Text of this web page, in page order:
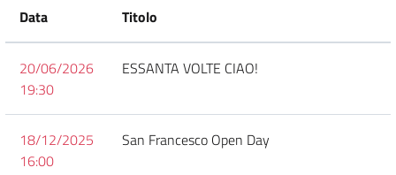
Data Titolo
20/06/2026
19:30
ESSANTA VOLTE CIAO!
18/12/2025
16:00
San Francesco Open Day